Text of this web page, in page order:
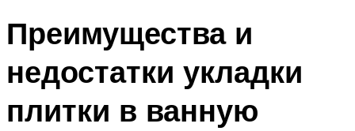
Преимущества и
недостатки укладки
плитки в ванную